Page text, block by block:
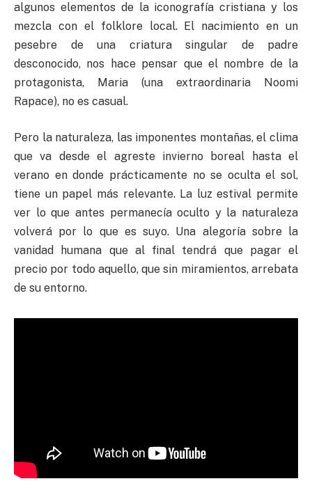
algunos elementos de la iconografía cristiana y los
mezcla con el folklore local. El nacimiento en un
pesebre de una criatura singular de padre
desconocido, nos hace pensar que el nombre de la
protagonista, Maria (una extraordinaria Noomi
Rapace), no es casual.
Pero la naturaleza, las imponentes montañas, el clima
que va desde el agreste invierno boreal hasta el
verano en donde prácticamente no se oculta el sol,
tiene un papel más relevante. La luz estival permite
ver lo que antes permanecía oculto y la naturaleza
volverá por lo que es suyo. Una alegoría sobre la
vanidad humana que al final tendrá que pagar el
precio por todo aquello, que sin miramientos, arrebata
de su entorno.